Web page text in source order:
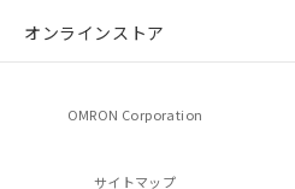
オンラインストア
OMRON Corporation
サイトマップ